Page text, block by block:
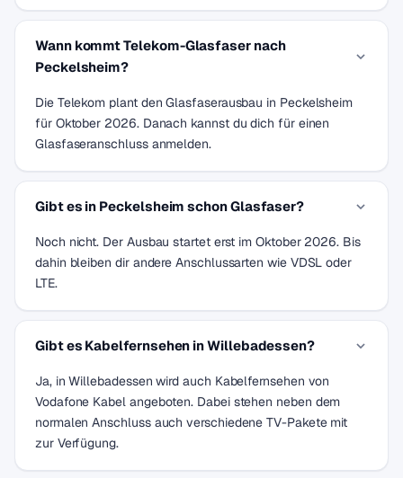
Wann kommt Telekom-Glasfaser nach
Peckelsheim?
Die Telekom plant den Glasfaserausbau in Peckelsheim
für Oktober 2026. Danach kannst du dich für einen
Glasfaseranschluss anmelden.
Gibt es in Peckelsheim schon Glasfaser?
Noch nicht. Der Ausbau startet erst im Oktober 2026. Bis
dahin bleiben dir andere Anschlussarten wie VDSL oder
LTE.
Gibt es Kabelfernsehen in Willebadessen?
Ja, in Willebadessen wird auch Kabelfernsehen von
Vodafone Kabel angeboten. Dabei stehen neben dem
normalen Anschluss auch verschiedene TV-Pakete mit
zur Verfügung.